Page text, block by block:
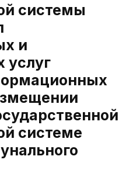
системы
и
услуг
системе